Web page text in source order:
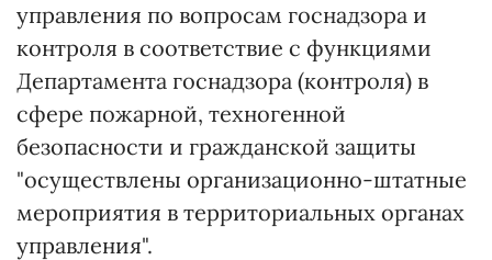
управления по вопросам госнадзора и
контроля в соответствие с функциями
Департамента госнадзора (контроля) в
сфере пожарной, техногенной
безопасности и гражданской защиты
"осуществлены организационно-штатные
мероприятия в территориальных органах
управления".